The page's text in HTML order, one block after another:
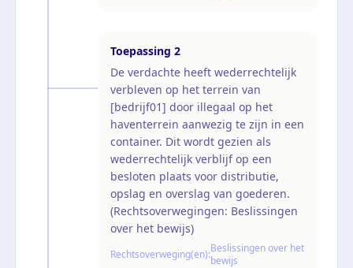
Toepassing 2
De verdachte heeft wederrechtelijk
verbleven op het terrein van
[bedrijf01] door illegaal op het
haventerrein aanwezig te zijn in een
container. Dit wordt gezien als
wederrechtelijk verblijf op een
besloten plaats voor distributie,
opslag en overslag van goederen.
(Rechtsoverwegingen: Beslissingen
over het bewijs)
Rechtsoverweging(en):Beslissingen over het
bewijs